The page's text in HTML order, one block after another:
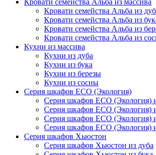
Кровати семейства Альба из массива
Кровати семейства Альба из
Кровати семейства Альба из
Кровати семейства Альба из
Кровати семейства Альба из
Кухни из массива
Кухни из дуба
Кухни из бука
Кухни из березы
Кухни из сосны
Серия шкафов ECO (Экология)
Серия шкафов ECO (Экология)
Серия шкафов ECO (Экология)
Серия шкафов ECO (Экология)
Серия шкафов ECO (Экология)
Серия шкафов Хьюстон
Серия шкафов Хьюстон из дуба